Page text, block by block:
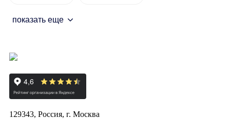
показать еще
129343, Россия, г. Москва